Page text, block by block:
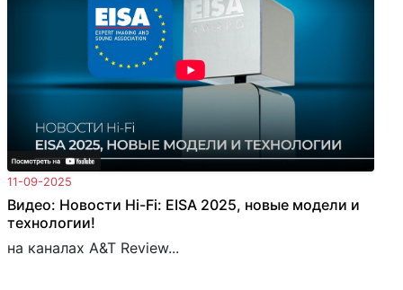
11-09-2025
Видео: Новости Hi-Fi: EISA 2025, новые модели и
технологии!
на каналах A&T Review...